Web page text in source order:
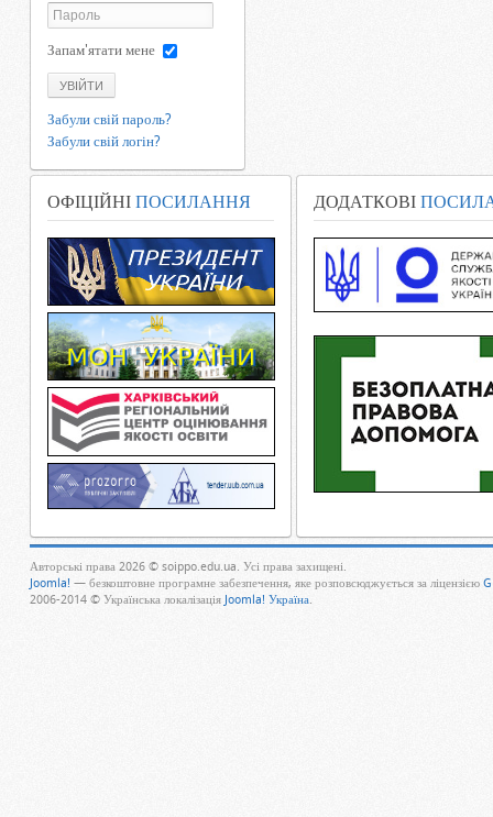
Запам'ятати мене
УВІЙТИ
Забули свій пароль?
Забули свій логін?
ОФІЦІЙНІ ПОСИЛАННЯ ДОДАТКОВІ
Авторські права 2026 © soippo.edu.ua. Усі права захищені.
Joomla! — безкоштовне програмне забезпечення, яке розповсюджується за ліцензією
2006-2014 © Українська локалізація Joomla! Україна.